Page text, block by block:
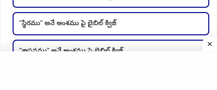
"స్థిరము" అనే అంశము పై బైబిల్ క్విజ్
"శాసనము" అనే అంశము పై బైబిల్ క్విజ్